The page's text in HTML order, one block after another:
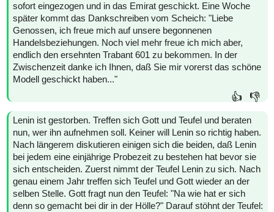
sofort eingezogen und in das Emirat geschickt. Eine Woche
später kommt das Dankschreiben vom Scheich: "Liebe
Genossen, ich freue mich auf unsere begonnenen
Handelsbeziehungen. Noch viel mehr freue ich mich aber,
endlich den ersehnten Trabant 601 zu bekommen. In der
Zwischenzeit danke ich Ihnen, daß Sie mir vorerst das schöne
Modell geschickt haben..."
👍 👎
Lenin ist gestorben. Treffen sich Gott und Teufel und beraten
nun, wer ihn aufnehmen soll. Keiner will Lenin so richtig haben.
Nach längerem diskutieren einigen sich die beiden, daß Lenin
bei jedem eine einjährige Probezeit zu bestehen hat bevor sie
sich entscheiden. Zuerst nimmt der Teufel Lenin zu sich. Nach
genau einem Jahr treffen sich Teufel und Gott wieder an der
selben Stelle. Gott fragt nun den Teufel: "Na wie hat er sich
denn so gemacht bei dir in der Hölle?" Darauf stöhnt der Teufel: